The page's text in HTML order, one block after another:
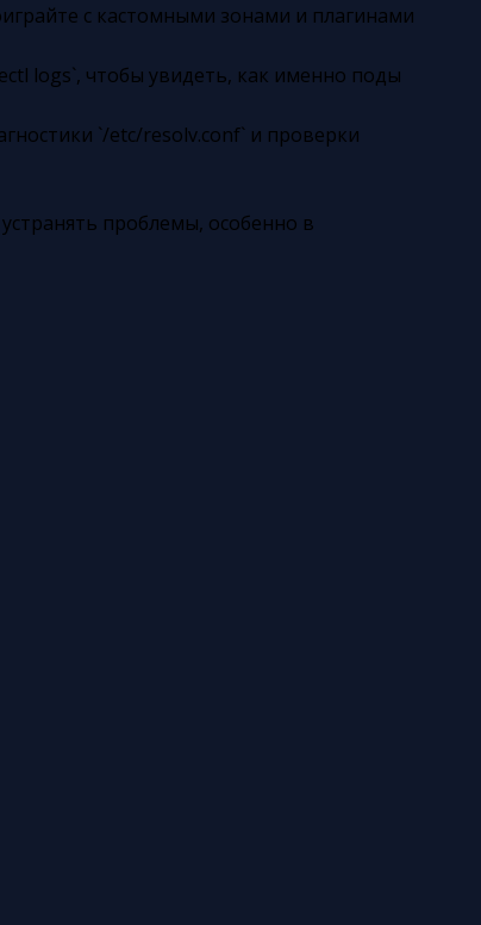
с кастомными зонами и плагинами
logs`, чтобы увидеть, как именно поды
`/etc/resolv.conf` и проверки
проблемы, особенно в